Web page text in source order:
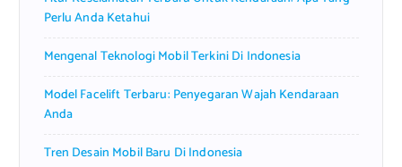
Perlu Anda Ketahui
Mengenal Teknologi Mobil Terkini Di Indonesia
Model Facelift Terbaru: Penyegaran Wajah Kendaraan
Anda
Tren Desain Mobil Baru Di Indonesia